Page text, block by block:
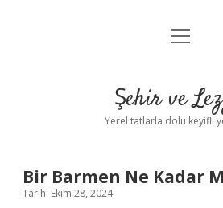
Anasayfa
Yasal Uyarı
menüyü
Şehir ve
Yerel tatlarla dolu keyifli
Bir Barmen Ne Kadar
Tarih: Ekim 28, 2024